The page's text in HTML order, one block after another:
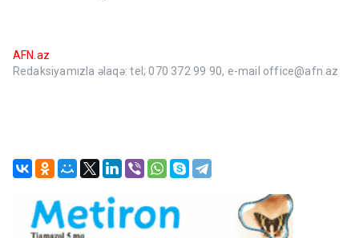
AFN.az
Redaksiyamızla əlaqə: tel; 070 372 99 90, e-mail office@afn.az